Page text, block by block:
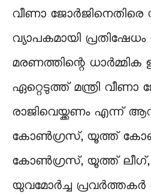
വീണാ
വ്യാപകമായി പ്രതിഷേധം
മരണത്തിന്റെ ധാർമ്മിക
ഏറ്റെടുത്ത് മന്ത്രി
രാജിവെയ്ക്കണം എന്ന്
കോൺഗ്രസ്, യൂത്ത്
കോൺഗ്രസ്, യൂത്ത് ലീഗ്,
യുവമോർച്ച പ്രവർത്തകർ